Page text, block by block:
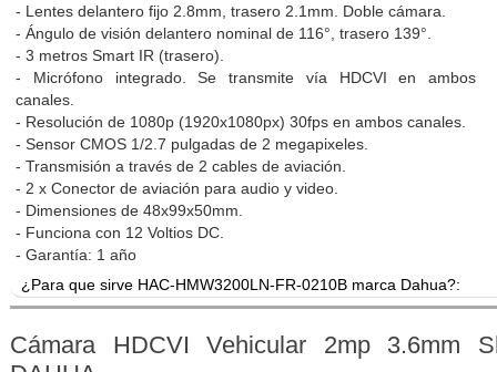
- Lentes delantero fijo 2.8mm, trasero 2.1mm. Doble cámara.
- Ángulo de visión delantero nominal de 116°, trasero 139°.
- 3 metros Smart IR (trasero).
- Micrófono integrado. Se transmite vía HDCVI en ambos
canales.
- Resolución de 1080p (1920x1080px) 30fps en ambos canales.
- Sensor CMOS 1/2.7 pulgadas de 2 megapixeles.
- Transmisión a través de 2 cables de aviación.
- 2 x Conector de aviación para audio y video.
- Dimensiones de 48x99x50mm.
- Funciona con 12 Voltios DC.
- Garantía: 1 año
¿Para que sirve HAC-HMW3200LN-FR-0210B marca Dahua?:
ideal para grabar hacia el exterior, eventos con otros vehículos
ademas el interior de la cabina, conflictos directos con el chofer
Cámara HDCVI Vehicular 2mp 3.6mm